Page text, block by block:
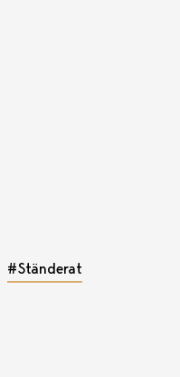
#Ständerat